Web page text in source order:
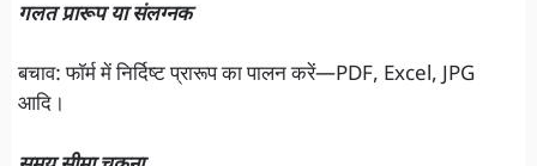
गलत प्रारूप या संलग्नक
बचाव: फॉर्म में निर्दिष्ट प्रारूप का पालन करें—PDF, Excel, JPG
आदि।